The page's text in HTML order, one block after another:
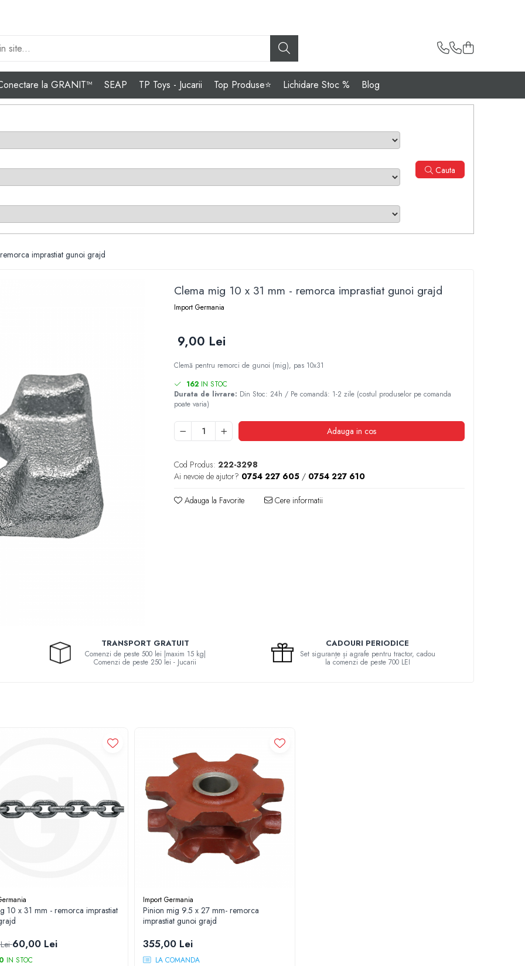
la GRANIT™ SEAP TP Toys - Jucarii Top Produse⭐ Lichidare Stoc % Blog
Cauta
imprastiat gunoi grajd
Clema mig 10 x 31 mm - remorca imprastiat gunoi grajd
Import Germania
9,00 Lei
Clemă pentru remorci de gunoi (mig), pas 10x31
162 IN STOC
Durata de livrare: Din Stoc: 24h / Pe comandă: 1-2 zile (costul produselor pe comanda
poate varia)
Adauga in cos
Cod Produs: 222-3298
Ai nevoie de ajutor? 0754 227 605 / 0754 227 610
Adauga la Favorite Cere informatii
TRANSPORT GRATUIT
Comenzi de peste 500 lei |maxim 15 kg|
Comenzi de peste 250 lei - Jucarii
CADOURI PERIODICE
Set siguranțe și agrafe pentru tractor, cadou
la comenzi de peste 700 LEI
10 x 31 mm - remorca imprastiat
60,00 Lei
IN STOC
Import Germania
Pinion mig 9.5 x 27 mm- remorca
imprastiat gunoi grajd
355,00 Lei
LA COMANDA